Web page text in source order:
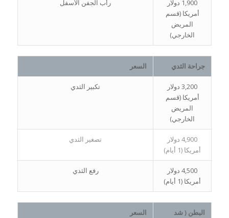
1,900 دولار
أمريكا (قسم
المريض
الخارجي)
رأب الجفن الأسفل
جراحة الثدي السعر
3,200 دولار
أمريكا (قسم
المريض
الخارجي)
تكبير الثدي
4,900 دولار
أمريكا (1 أيام)
تصغير الثدي
4,500 دولار
أمريكا (1 أيام)
رفع الثدي
البطن ( شد
السعر